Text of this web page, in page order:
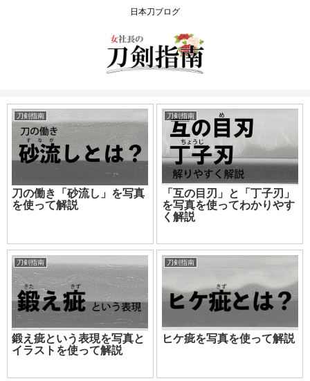
日本刀ブログ
刀剣指南
刀の働き「砂流し」を写真
を使って解説
刀剣指南
「互の目刃」と「丁子刃」
を写真を使ってわかりやす
く解説
刀剣指南
鍛え疵という表現を写真と
イラストを使って解説
刀剣指南
ヒケ疵を写真を使って解説